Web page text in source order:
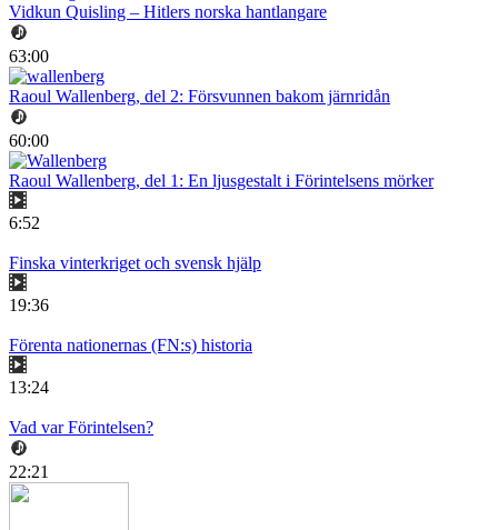
Vidkun Quisling – Hitlers norska hantlangare
63:00
Raoul Wallenberg, del 2: Försvunnen bakom järnridån
60:00
Raoul Wallenberg, del 1: En ljusgestalt i Förintelsens mörker
6:52
Finska vinterkriget och svensk hjälp
19:36
Förenta nationernas (FN:s) historia
13:24
Vad var Förintelsen?
22:21